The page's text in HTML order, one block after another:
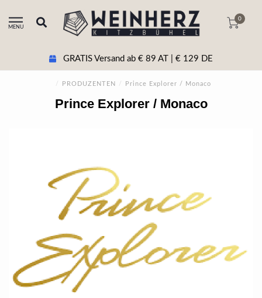
MENU
0
GRATIS Versand ab € 89 AT | € 129 DE
/ PRODUZENTEN / Prince Explorer / Monaco
Prince Explorer / Monaco